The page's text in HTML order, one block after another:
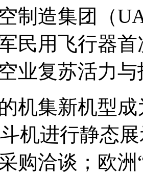
制造集团（
民用飞行器
业复苏活力
机集新机型
机进行静态
购洽谈；欧